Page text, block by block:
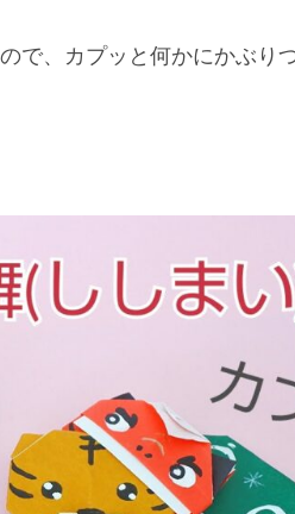
で、カプッと何かにかぶり